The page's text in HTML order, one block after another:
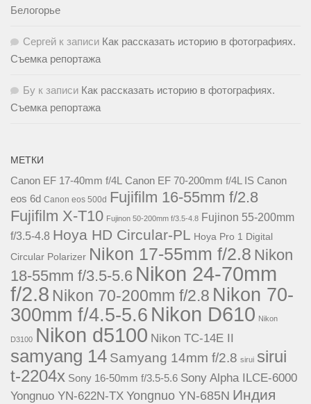
Белогорье
Сергей к записи Как рассказать историю в фотографиях.
Съемка репортажа
Бу к записи Как рассказать историю в фотографиях.
Съемка репортажа
МЕТКИ
Canon EF 17-40mm f/4L Canon EF 70-200mm f/4L IS Canon
eos 6d Canon eos 500d Fujifilm 16-55mm f/2.8
Fujifilm X-T10 Fujinon 50-200mm f/3.5-4.8 Fujinon 55-200mm
f/3.5-4.8 Hoya HD Circular-PL Hoya Pro 1 Digital
Circular Polarizer Nikon 17-55mm f/2.8 Nikon
18-55mm f/3.5-5.6 Nikon 24-70mm
f/2.8 Nikon 70-200mm f/2.8 Nikon 70-
300mm f/4.5-5.6 Nikon D610 Nikon
D3100 Nikon d5100 Nikon TC-14E II
samyang 14 Samyang 14mm f/2.8 sirui sirui
t-2204x Sony 16-50mm f/3.5-5.6 Sony Alpha ILCE-6000
Yongnuo YN-622N-TX Yongnuo YN-685N Индия